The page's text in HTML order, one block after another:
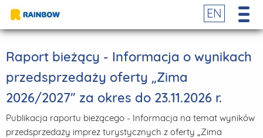
EN
Raport bieżący - Informacja o wynikach
przedsprzedaży oferty „Zima
2026/2027” za okres do 23.11.2026 r.
Publikacja raportu bieżącego - Informacja na temat wyników
przedsprzedaży imprez turystycznych z oferty „Zima